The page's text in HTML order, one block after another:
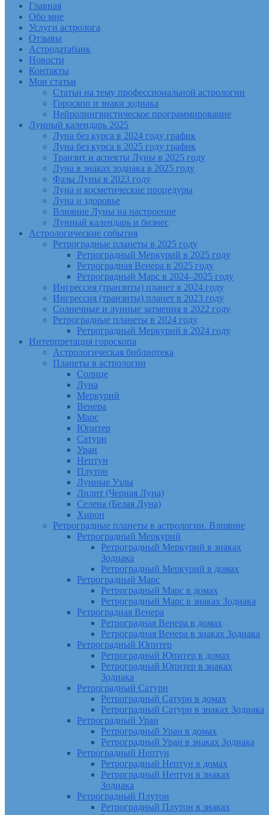
Главная
Обо мне
Услуги астролога
Отзывы
Астродатабанк
Новости
Контакты
Мои статьи
Статьи на тему профессиональной астрологии
Гороскоп и знаки зодиака
Нейролингвистическое программирование
Лунный календарь 2025
Луна без курса в 2024 году график
Луна без курса в 2025 году график
Транзит и аспекты Луны в 2025 году
Луна в знаках зодиака в 2025 году
Фазы Луны в 2023 году
Луна и косметические процедуры
Луна и здоровье
Влияние Луны на настроение
Лунный календарь и бизнес
Астрологические события
Ретроградные планеты в 2025 году
Ретроградный Меркурий в 2025 году
Ретроградная Венера в 2025 году
Ретроградный Марс в 2024–2025 году
Ингрессия (транзиты) планет в 2024 году
Ингрессия (транзиты) планет в 2023 году
Солнечные и лунные затмения в 2022 году
Ретроградные планеты в 2024 году
Ретроградный Меркурий в 2024 году
Интерпретация гороскопа
Астрологическая библиотека
Планеты в астрологии
Солнце
Луна
Меркурий
Венера
Марс
Юпитер
Сатурн
Уран
Нептун
Плутон
Лунные Узлы
Лилит (Черная Луна)
Селена (Белая Луна)
Хирон
Ретроградные планеты в астрологии. Влияние
Ретроградный Меркурий
Ретроградный Меркурий в знаках
Зодиака
Ретроградный Меркурий в домах
Ретроградный Марс
Ретроградный Марс в домах
Ретроградный Марс в знаках Зодиака
Ретроградная Венера
Ретроградная Венера в домах
Ретроградная Венера в знаках Зодиака
Ретроградный Юпитер
Ретроградный Юпитер в домах
Ретроградный Юпитер в знаках
Зодиака
Ретроградный Сатурн
Ретроградный Сатурн в домах
Ретроградный Сатурн в знаках Зодиака
Ретроградный Уран
Ретроградный Уран в домах
Ретроградный Уран в знаках Зодиака
Ретроградный Нептун
Ретроградный Нептун в домах
Ретроградный Нептун в знаках
Зодиака
Ретроградный Плутон
Ретроградный Плутон в знаках